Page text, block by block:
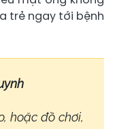
trẻ ngay tới bệnh
hoặc đồ chơi,